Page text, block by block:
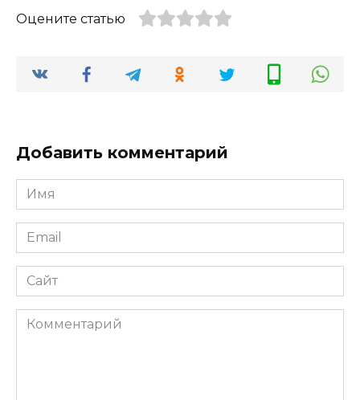
Оцените статью
Добавить комментарий
Имя
Email
Сайт
Комментарий